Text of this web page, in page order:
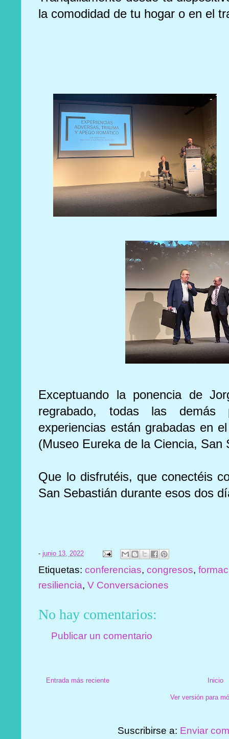
la comodidad de tu hogar o en el
Exceptuando la ponencia de
regrabado, todas las
experiencias están grabadas en
(Museo Eureka de la Ciencia, San
Que lo disfrutéis, que conectéis
San Sebastián durante esos dos
-junio 13, 2022
Etiquetas:conferencias,congresos,
resiliencia,V Conversaciones
No hay comentarios:
Publicar un comentario
Entrada más reciente Inicio
Ver versión para
Suscribirse a: Enviar